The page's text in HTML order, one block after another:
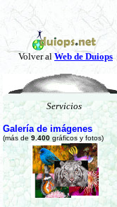
Volver al Web de Duiops
Servicios
Galería de imágenes
(más de 9.400 gráficos y fotos)